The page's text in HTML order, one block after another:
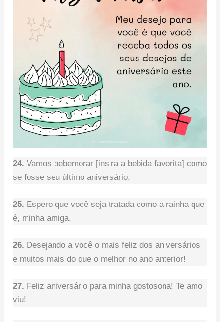
24. Vamos bebemorar [insira a bebida favorita] como
se fosse seu último aniversário.
25. Espero que você seja tratada como a rainha que
é, minha amiga.
26. Desejando a você o mais feliz dos aniversários
e muitos mais do que o melhor no ano anterior!
27. Feliz aniversário para minha gostosona! Te amo
viu!